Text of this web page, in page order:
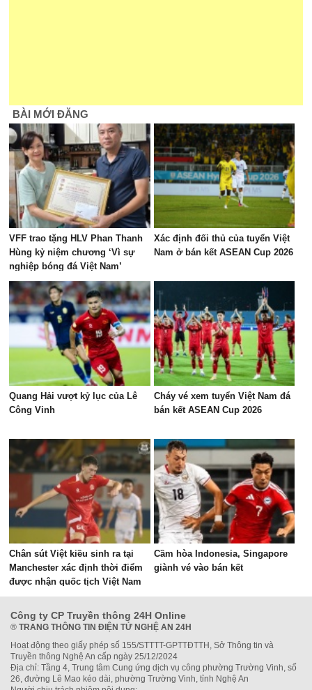
BÀI MỚI ĐĂNG
VFF trao tặng HLV Phan Thanh
Hùng kỷ niệm chương ‘Vì sự
nghiệp bóng đá Việt Nam’
Xác định đối thủ của tuyển Việt
Nam ở bán kết ASEAN Cup 2026
Quang Hải vượt kỷ lục của Lê
Công Vinh
Cháy vé xem tuyển Việt Nam đá
bán kết ASEAN Cup 2026
Chân sút Việt kiều sinh ra tại
Manchester xác định thời điểm
được nhận quốc tịch Việt Nam
Cầm hòa Indonesia, Singapore
giành vé vào bán kết
Công ty CP Truyền thông 24H Online
® TRANG THÔNG TIN ĐIỆN TỬ NGHỆ AN 24H
Hoạt động theo giấy phép số 155/STTTT-GPTTĐTTH, Sở Thông tin và
Truyền thông Nghệ An cấp ngày 25/12/2024
Địa chỉ: Tầng 4, Trung tâm Cung ứng dịch vụ công phường Trường Vinh, số
26, đường Lê Mao kéo dài, phường Trường Vinh, tỉnh Nghệ An